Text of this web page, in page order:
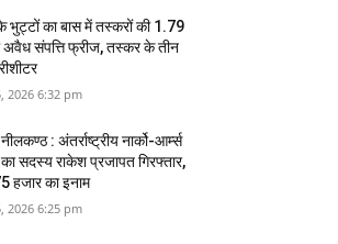
भुट्टों का बास में तस्‍करों की 1.79
अवैध संपत्ति फ्रीज, तस्‍कर के तीन
2026 6:32 pm
: अंतर्राष्ट्रीय नार्को-आर्म्स
सदस्य राकेश प्रजापत गिरफ्तार,
हजार का इनाम
2026 6:25 pm